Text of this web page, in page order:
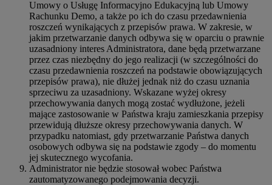
Umowy o Usługę Informacyjno Edukacyjną lub Umowy
Rachunku Demo, a także po ich do czasu przedawnienia
roszczeń wynikających z przepisów prawa. W zakresie, w
jakim przetwarzanie danych odbywa się w oparciu o prawnie
uzasadniony interes Administratora, dane będą przetwarzane
przez czas niezbędny do jego realizacji (w szczególności do
czasu przedawnienia roszczeń na podstawie obowiązujących
przepisów prawa), nie dłużej jednak niż do czasu uznania
sprzeciwu za uzasadniony. Wskazane wyżej okresy
przechowywania danych mogą zostać wydłużone, jeżeli
mające zastosowanie w Państwa kraju zamieszkania przepisy
przewidują dłuższe okresy przechowywania danych. W
przypadku natomiast, gdy przetwarzanie Państwa danych
osobowych odbywa się na podstawie zgody – do momentu
jej skutecznego wycofania.
Administrator nie będzie stosował wobec Państwa
zautomatyzowanego podejmowania decyzji.